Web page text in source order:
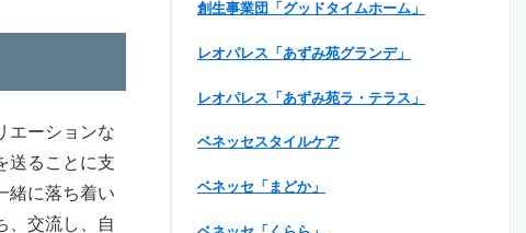
エーションな
送ることに支
緒に落ち着い
、交流し、自
創生事業団「グッドタイムホーム」
レオパレス「あずみ苑グランデ」
レオパレス「あずみ苑ラ・テラス」
ベネッセスタイルケア
ベネッセ「まどか」